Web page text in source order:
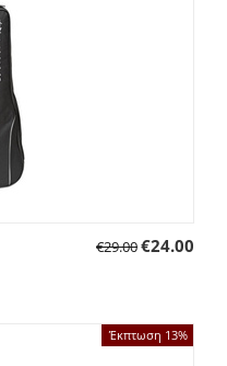
€29.00€24.00
Έκπτωση 13%